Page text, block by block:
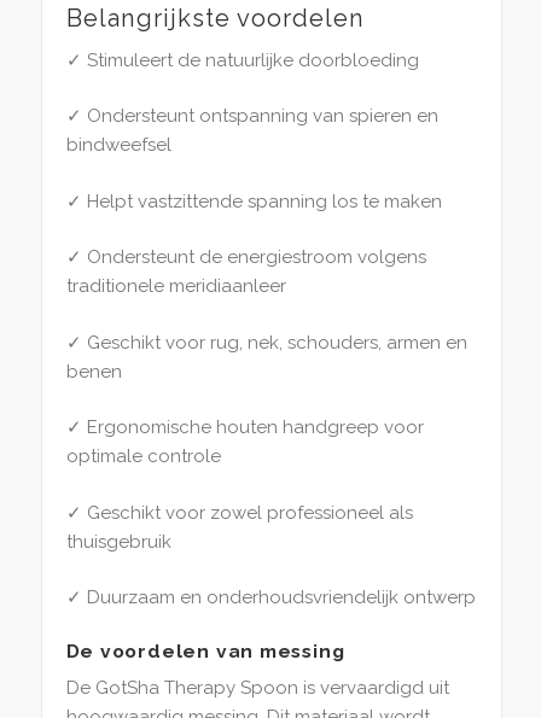
Belangrijkste voordelen
✓ Stimuleert de natuurlijke doorbloeding
✓ Ondersteunt ontspanning van spieren en
bindweefsel
✓ Helpt vastzittende spanning los te maken
✓ Ondersteunt de energiestroom volgens
traditionele meridiaanleer
✓ Geschikt voor rug, nek, schouders, armen en
benen
✓ Ergonomische houten handgreep voor
optimale controle
✓ Geschikt voor zowel professioneel als
thuisgebruik
✓ Duurzaam en onderhoudsvriendelijk ontwerp
De voordelen van messing
De GotSha Therapy Spoon is vervaardigd uit